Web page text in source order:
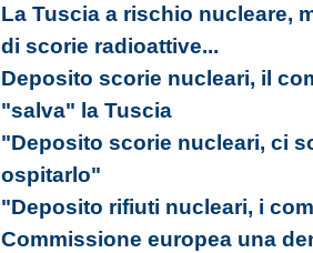
La Tuscia a rischio nucleare,
di scorie radioattive...
Deposito scorie nucleari, il
"salva" la Tuscia
"Deposito scorie nucleari, ci
ospitarlo"
"Deposito rifiuti nucleari, i
Commissione europea una